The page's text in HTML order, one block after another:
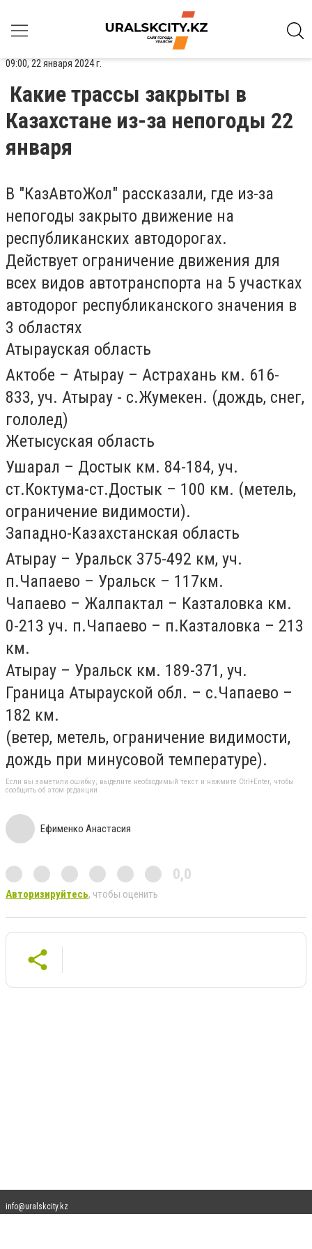
09:00, 22 января 2024 г.
Какие трассы закрыты в
Казахстане из-за непогоды 22
января
В "КазАвтоЖол" рассказали, где из-за
непогоды закрыто движение на
республиканских автодорогах.
Действует ограничение движения для
всех видов автотранспорта на 5 участках
автодорог республиканского значения в
3 областях
Атырауская область
Актобе – Атырау – Астрахань км. 616-
833, уч. Атырау - с.Жумекен. (дождь, снег,
гололед)
Жетысуская область
Ушарал – Достык км. 84-184, уч.
ст.Коктума-ст.Достык – 100 км. (метель,
ограничение видимости).
Западно-Казахстанская область
Атырау – Уральск 375-492 км, уч.
п.Чапаево – Уральск – 117км.
Чапаево – Жалпактал – Казталовка км.
0-213 уч. п.Чапаево – п.Казталовка – 213
км.
Атырау – Уральск км. 189-371, уч.
Граница Атырауской обл. – с.Чапаево –
182 км.
(ветер, метель, ограничение видимости,
дождь при минусовой температуре).
Если вы заметили ошибку, выделите необходимый текст и нажмите Ctrl+Enter, чтобы
сообщить об этом редакции
Ефименко Анастасия
0,0
Авторизируйтесь, чтобы оценить
info@uralskcity.kz